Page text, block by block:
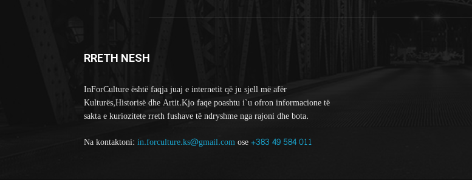
RRETH NESH
InForCulture është faqja juaj e internetit që ju sjell më afër
Kulturës,Historisë dhe Artit.Kjo faqe poashtu i`u ofron informacione të
sakta e kuriozitete rreth fushave të ndryshme nga rajoni dhe bota.
Na kontaktoni: in.forculture.ks@gmail.comose+383 49 584 011